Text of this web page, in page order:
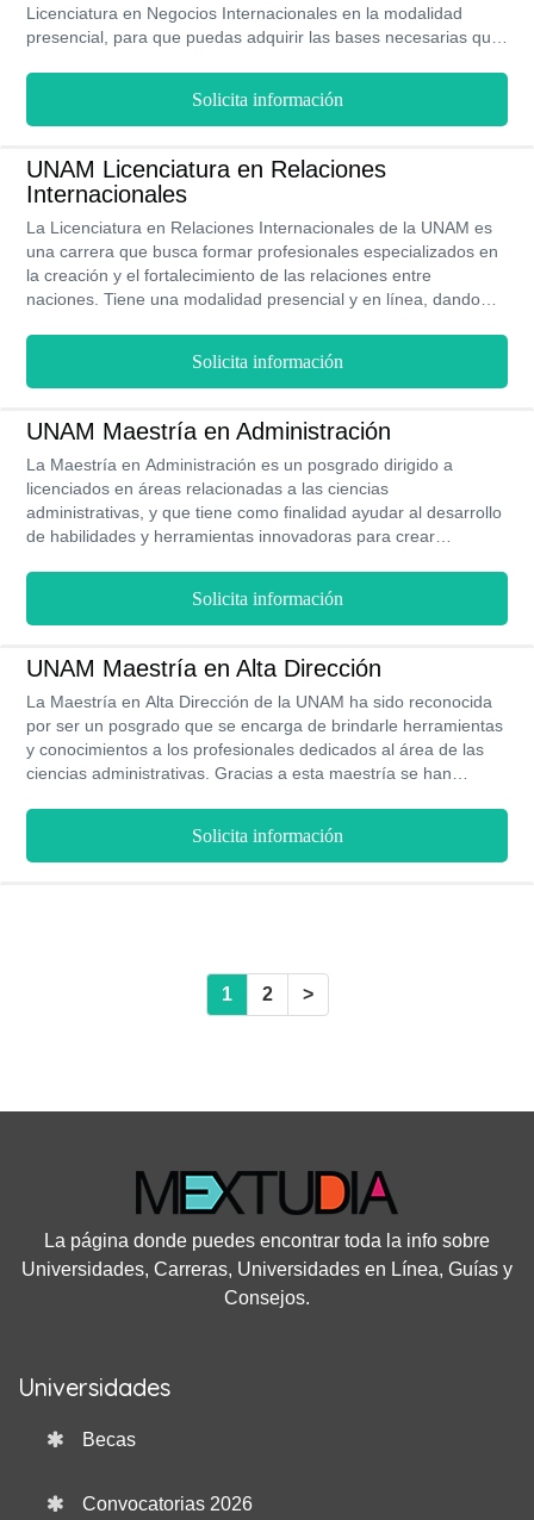
Licenciatura en Negocios Internacionales en la modalidad
presencial, para que puedas adquirir las bases necesarias que
curricular de esta licenciatura está distribuida en 8 semestres y
al egresar serás capaz formar parte de un mercado laboral en
creciente demanda, con puestos de trabajo en organizaciones
internacionales tanto públicas como privadas.
Solicita información
UNAM Licenciatura en Relaciones
Internacionales
La Licenciatura en Relaciones Internacionales de la UNAM es
una carrera que busca formar profesionales especializados en
la creación y el fortalecimiento de las relaciones entre
naciones. Tiene una modalidad presencial y en línea, dando
se imparte en tres de las sedes de la UNAM. Una vez que el
profesional incursiona en el campo laboral, puede tener una
ganancia anual estimada, para recién graduado de, $ 96,000
MXN, mientras que un profesional con experiencia puedes
tener una ganancia anual de $66,000 MXN.
Solicita información
UNAM Maestría en Administración
La Maestría en Administración es un posgrado dirigido a
licenciados en áreas relacionadas a las ciencias
administrativas, y que tiene como finalidad ayudar al desarrollo
de habilidades y herramientas innovadoras para crear
educativos para que los profesionales puedan relacionarse
mejor con el ámbito en el cual quieren trabajar. Esta maestría
se imparte de forma presencial en tres sedes de la UNAM y
tiene una duración de entre 2 y 3 años.
Solicita información
UNAM Maestría en Alta Dirección
La Maestría en Alta Dirección de la UNAM ha sido reconocida
por ser un posgrado que se encarga de brindarle herramientas
y conocimientos a los profesionales dedicados al área de las
ciencias administrativas. Gracias a esta maestría se han
un proceso administrativo óptimo dentro de las empresas. Este
programa impartido en la UNAM tiene una duración entre dos y
Solicita información
1 2 >
La página donde puedes encontrar toda la info sobre
Universidades, Carreras, Universidades en Línea, Guías y
Consejos.
Universidades
Becas
Convocatorias 2026